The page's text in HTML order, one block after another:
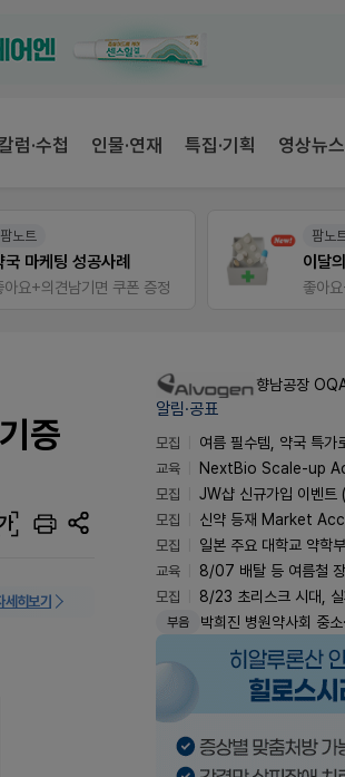
럼·수첩 인물·연재 특집·기획 영상뉴스
팜노트
국 마케팅 성공사례
아요+의견남기면 쿠폰 증정
팜노
이달
좋아
증
세히보기
[한독] 신입
알림·공표
모집
여름 필수템, 약국 특
교육
NextBio Scale-up
모집
JW샵 신규가입 이벤트
모집
신약 등재 Market
모집
일본 주요 대학교 약학
교육
8/07 배탈 등 여름철
모집
8/23 초리스크 시대,
부음 박희진 병원약사회 중
인사 지오영그룹 2026년 임